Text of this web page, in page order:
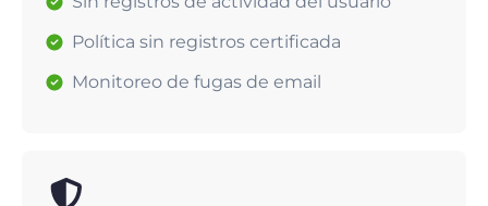
Política sin registros certificada
Monitoreo de fugas de email